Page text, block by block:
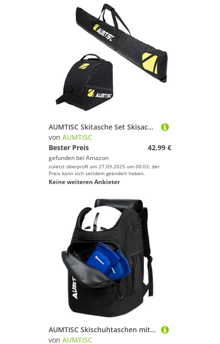
AUMTISC Skitasche Set Skisack &Skischuhtasche Längenverstellbare Bis 200 cm für 1 Paar Ski & Skischuhe…
von AUMTISC
Bester Preis
42,99 €
gefunden bei Amazon
zuletzt überprüft am 27.09.2025 um 00:03; der
Preis kann sich seitdem geändert haben.
Keine weiteren Anbieter
AUMTISC Skischuhtaschen mit Helmfach und Rucksackgurten, Skirucksack Skischuhrucksack mit Helmtasche, Skitasche Siksack für Skistiefel, Schlittschuhe, Snowboard (Schwarz, 65L)
von AUMTISC